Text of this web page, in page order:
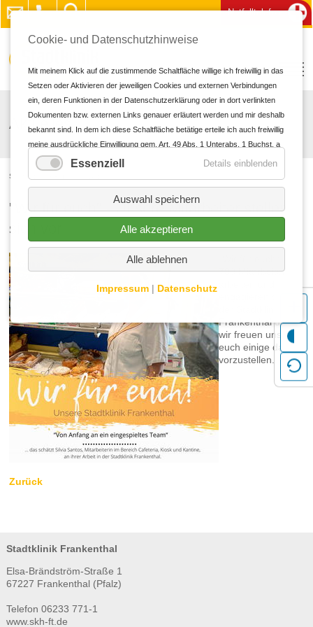
Notfalltelefon
Aktuelles
Startseite
"Wir für euch" - Unsere Mitarbeiter stellen
sich vor
700 Mitarbeiter
Frankenthal und
wir freuen uns,
euch einige davon
vorzustellen.
Zurück
Stadtklinik Frankenthal
Elsa-Brändström-Straße 1
67227 Frankenthal (Pfalz)
Telefon 06233 771-1
www.skh-ft.de
Cookie- und Datenschutzhinweise
Mit meinem Klick auf die zustimmende Schaltfläche willige ich freiwillig in das
Setzen oder Aktivieren der jeweiligen Cookies und externen Verbindungen
ein, deren Funktionen in der Datenschutzerklärung oder in dort verlinkten
Dokumenten bzw. externen Links genauer erläutert werden und mir deshalb
bekannt sind. In dem ich diese Schaltfläche betätige erteile ich auch freiwillig
meine ausdrückliche Einwilligung gem. Art. 49 Abs. 1 Unterabs. 1 Buchst. a
DS-GVO in personalisierte Werbung und für andere Datenübermittlungen in
Drittländer zu den und durch die in der Datenschutzerklärung genannten
Unternehmen und Zwecke, insbesondere für solche Übermittlungen an
Drittländer für die ein oder kein Angemessenheitsbeschluss der EU/EWR
vorliegt sowie an Unternehmen oder sonstige Stellen, die einem
bestehenden Angemessenheitsbeschluss nicht aufgrund einer
Selbstzertifizierung oder anderer Beitrittskriterien unterfallen, und in denen
oder für die erhebliche Risiken und keine geeigneten Garantien für den
FISA, Executive Order EO12333 und dem CloudAct in den USA). Bei
Datenschutzniveau gegeben ist und das meine Betroffenenrechte
gegebenenfalls nicht durchgesetzt werden können. Ich kann die
datenschutzrechtliche Einwilligung jederzeit mit Wirkung für die Zukunft
durch die Änderung meiner Cookie-Einstellungen oder das Löschen meiner
Cookies widerrufen. Durch den Widerruf der Einwilligung wird die
Rechtmäßigkeit der aufgrund der Einwilligung bis zum Widerruf erfolgten
Verarbeitung nicht berührt. Mit einer einzelnen Handlung (dem Betätigen der
zustimmenden Schaltfläche), erteile ich mehrere Einwilligungen. Dabei
handelt es sich sowohl um Einwilligungen nach dem EU/EWR-
Telemedienrechts, und anderer internationaler Rechtsvorschriften, die unter
dieDatenschutzerklärung
Kenntnis genommen zu haben.
By pressing the approving button I voluntarily give my consent to set or
activate cookies and external connections. I know their functions because
Essenziell Details einblenden
Auswahl speichern
Alle akzeptieren
Alle ablehnen
Impressum| Datenschutz